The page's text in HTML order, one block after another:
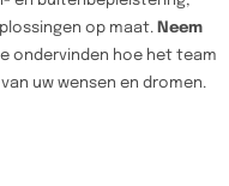
op maat. Neem
ondervinden hoe het team
uw wensen en dromen.